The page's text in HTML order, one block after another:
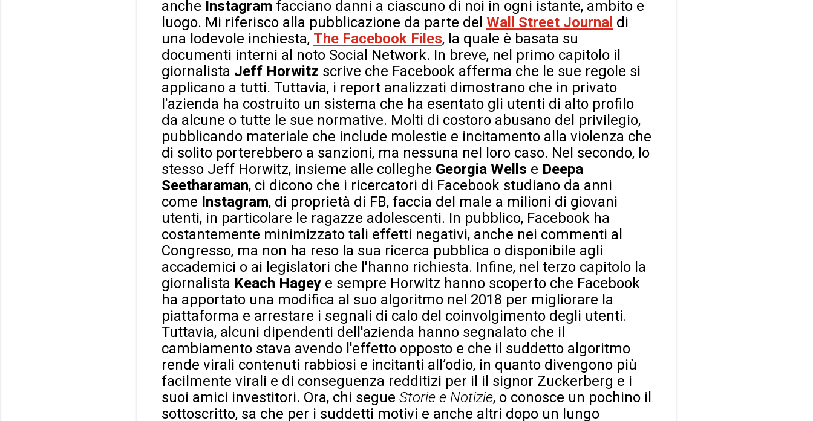
anche Instagram facciano danni a ciascuno di noi in ogni istante, ambito e
luogo. Mi riferisco alla pubblicazione da parte del Wall Street Journal di
una lodevole inchiesta, The Facebook Files, la quale è basata su
documenti interni al noto Social Network. In breve, nel primo capitolo il
giornalista Jeff Horwitz scrive che Facebook afferma che le sue regole si
applicano a tutti. Tuttavia, i report analizzati dimostrano che in privato
l'azienda ha costruito un sistema che ha esentato gli utenti di alto profilo
da alcune o tutte le sue normative. Molti di costoro abusano del privilegio,
pubblicando materiale che include molestie e incitamento alla violenza che
di solito porterebbero a sanzioni, ma nessuna nel loro caso. Nel secondo, lo
stesso Jeff Horwitz, insieme alle colleghe Georgia Wells e Deepa
Seetharaman, ci dicono che i ricercatori di Facebook studiano da anni
come Instagram, di proprietà di FB, faccia del male a milioni di giovani
utenti, in particolare le ragazze adolescenti. In pubblico, Facebook ha
costantemente minimizzato tali effetti negativi, anche nei commenti al
Congresso, ma non ha reso la sua ricerca pubblica o disponibile agli
accademici o ai legislatori che l'hanno richiesta. Infine, nel terzo capitolo la
giornalista Keach Hagey e sempre Horwitz hanno scoperto che Facebook
ha apportato una modifica al suo algoritmo nel 2018 per migliorare la
piattaforma e arrestare i segnali di calo del coinvolgimento degli utenti.
Tuttavia, alcuni dipendenti dell'azienda hanno segnalato che il
cambiamento stava avendo l'effetto opposto e che il suddetto algoritmo
rende virali contenuti rabbiosi e incitanti all’odio, in quanto divengono più
facilmente virali e di conseguenza redditizi per il il signor Zuckerberg e i
suoi amici investitori. Ora, chi segue Storie e Notizie, o conosce un pochino il
sottoscritto, sa che per i suddetti motivi e anche altri dopo un lungo